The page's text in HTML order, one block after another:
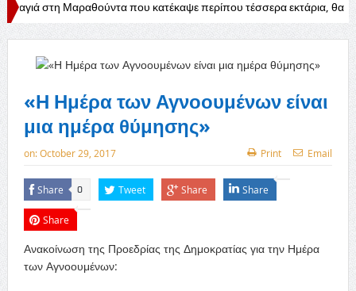
που κατέκαψε περίπου τέσσερα εκτάρια, θα διερευνηθούν τα
«Η Ημέρα των Αγνοουμένων είναι
μια ημέρα θύμησης»
on:October 29, 2017 Print Email
Share 0 Tweet Share Share
Share
Ανακοίνωση της Προεδρίας της Δημοκρατίας για την Ημέρα
των Αγνοουμένων: